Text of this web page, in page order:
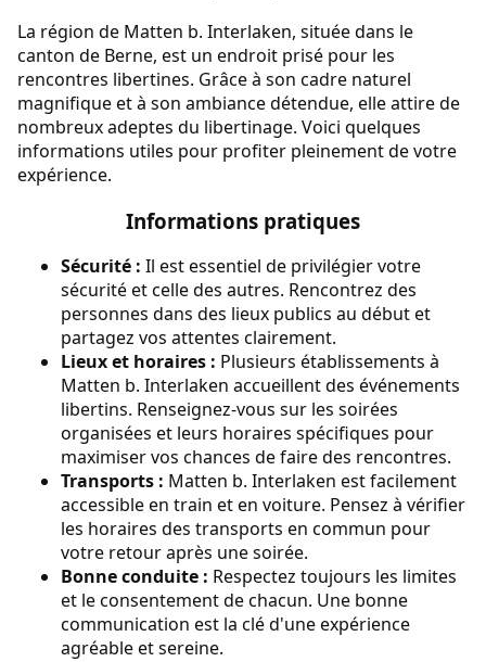
La région de Matten b. Interlaken, située dans le
canton de Berne, est un endroit prisé pour les
rencontres libertines. Grâce à son cadre naturel
magnifique et à son ambiance détendue, elle attire de
nombreux adeptes du libertinage. Voici quelques
informations utiles pour profiter pleinement de votre
expérience.
Informations pratiques
Sécurité : Il est essentiel de privilégier votre
sécurité et celle des autres. Rencontrez des
personnes dans des lieux publics au début et
partagez vos attentes clairement.
Lieux et horaires : Plusieurs établissements à
Matten b. Interlaken accueillent des événements
libertins. Renseignez-vous sur les soirées
organisées et leurs horaires spécifiques pour
maximiser vos chances de faire des rencontres.
Transports : Matten b. Interlaken est facilement
accessible en train et en voiture. Pensez à vérifier
les horaires des transports en commun pour
votre retour après une soirée.
Bonne conduite : Respectez toujours les limites
et le consentement de chacun. Une bonne
communication est la clé d'une expérience
agréable et sereine.